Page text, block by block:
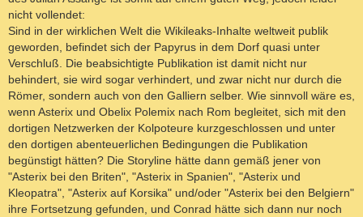
nicht vollendet:
Sind in der wirklichen Welt die Wikileaks-Inhalte weltweit publik
geworden, befindet sich der Papyrus in dem Dorf quasi unter
Verschluß. Die beabsichtigte Publikation ist damit nicht nur
behindert, sie wird sogar verhindert, und zwar nicht nur durch die
Römer, sondern auch von den Galliern selber. Wie sinnvoll wäre es,
wenn Asterix und Obelix Polemix nach Rom begleitet, sich mit den
dortigen Netzwerken der Kolpoteure kurzgeschlossen und unter
den dortigen abenteuerlichen Bedingungen die Publikation
begünstigt hätten? Die Storyline hätte dann gemäß jener von
"Asterix bei den Briten", "Asterix in Spanien", "Asterix und
Kleopatra", "Asterix auf Korsika" und/oder "Asterix bei den Belgiern"
ihre Fortsetzung gefunden, und Conrad hätte sich dann nur noch